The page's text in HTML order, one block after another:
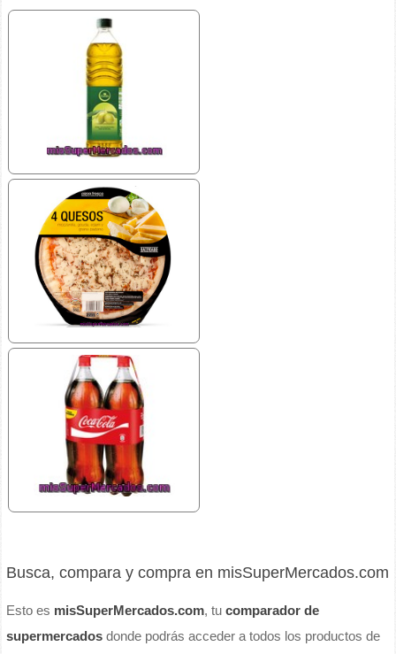
Busca, compara y compra en misSuperMercados.com
Esto es misSuperMercados.com, tucomparador de
supermercados donde podrás acceder a todos los productos de